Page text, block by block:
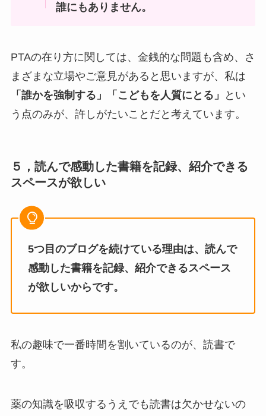
誰にもありません。
PTAの在り方に関しては、金銭的な問題も含め、さ
まざまな立場やご意見があると思いますが、私は
「誰かを強制する」「こどもを人質にとる」
とい
う点のみが、許しがたいことだと考えています。
５，読んで感動した書籍を記録、紹介できる
スペースが欲しい
5つ目のブログを続けている理由は、読んで
感動した書籍を記録、紹介できるスペース
が欲しいからです。
私の趣味で一番時間を割いているのが、読書で
す。
薬の知識を吸収するうえでも読書は欠かせないの